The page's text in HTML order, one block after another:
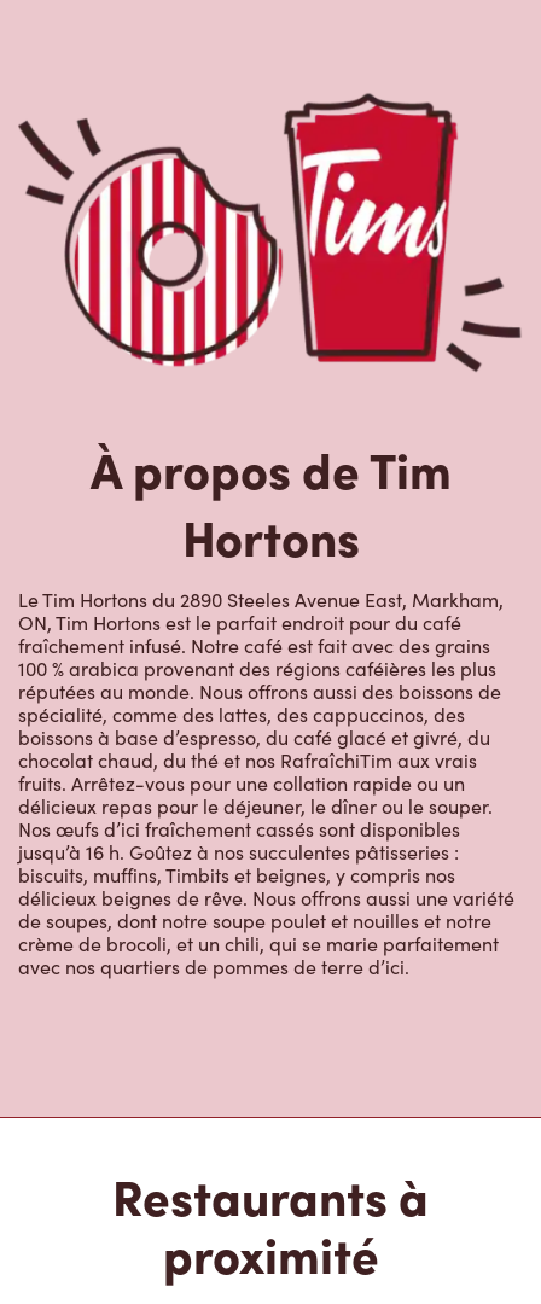
À propos de Tim
Hortons
Le Tim Hortons du 2890 Steeles Avenue East, Markham,
ON, Tim Hortons est le parfait endroit pour du café
fraîchement infusé. Notre café est fait avec des grains
100 % arabica provenant des régions caféières les plus
réputées au monde. Nous offrons aussi des boissons de
spécialité, comme des lattes, des cappuccinos, des
boissons à base d’espresso, du café glacé et givré, du
Nos œufs d’ici fraîchement cassés sont disponibles
jusqu’à 16 h. Goûtez à nos succulentes pâtisseries :
biscuits, muffins, Timbits et beignes, y compris nos
délicieux beignes de rêve. Nous offrons aussi une variété
de soupes, dont notre soupe poulet et nouilles et notre
avec nos quartiers de pommes de terre d’ici.
Restaurants à
proximité
(905) 305-9500
VOIR LE RESTAURANT